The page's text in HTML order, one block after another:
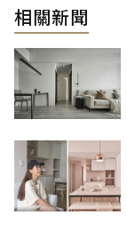
相關新聞